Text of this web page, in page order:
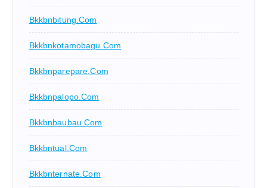
Bkkbnbitung.com
Bkkbnkotamobagu.com
Bkkbnparepare.com
Bkkbnpalopo.com
Bkkbnbaubau.com
Bkkbntual.com
Bkkbnternate.com